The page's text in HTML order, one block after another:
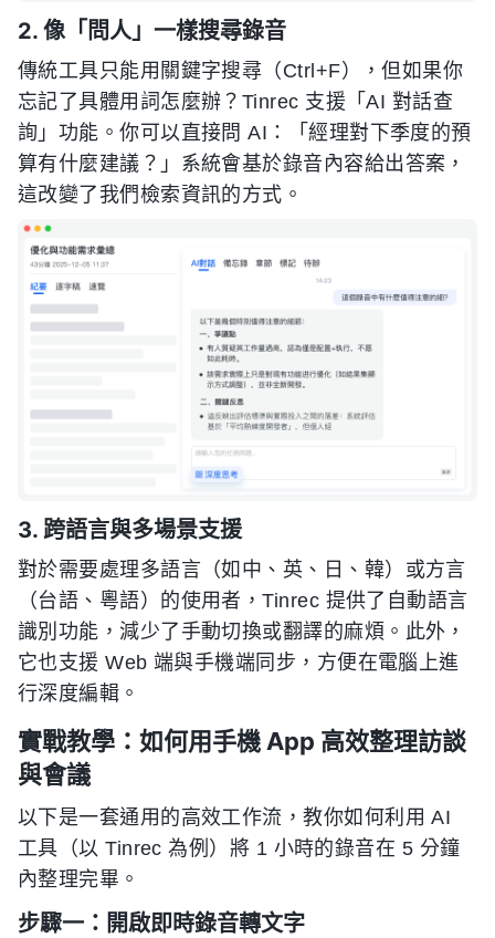
2. 像「問人」一樣搜尋錄音
傳統工具只能用關鍵字搜尋（Ctrl+F），但如果你
忘記了具體用詞怎麼辦？Tinrec 支援「AI 對話查
詢」功能。你可以直接問 AI：「經理對下季度的預
算有什麼建議？」系統會基於錄音內容給出答案，
這改變了我們檢索資訊的方式。
3. 跨語言與多場景支援
對於需要處理多語言（如中、英、日、韓）或方言
（台語、粵語）的使用者，Tinrec 提供了自動語言
識別功能，減少了手動切換或翻譯的麻煩。此外，
它也支援 Web 端與手機端同步，方便在電腦上進
行深度編輯。
實戰教學：如何用手機 App 高效整理訪談
與會議
以下是一套通用的高效工作流，教你如何利用 AI
工具（以 Tinrec 為例）將 1 小時的錄音在 5 分鐘
內整理完畢。
步驟一：開啟即時錄音轉文字